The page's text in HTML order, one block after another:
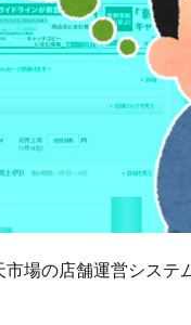
場の店舗運営システ